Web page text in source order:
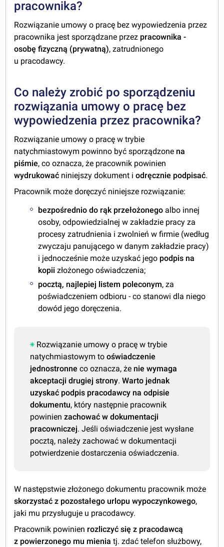
pracownika?
Rozwiązanie umowy o pracę bez wypowiedzenia przez
pracownika jest sporządzane przez pracownika -
osobę fizyczną (prywatną), zatrudnionego
u pracodawcy.
Co należy zrobić po sporządzeniu
rozwiązania umowy o pracę bez
wypowiedzenia przez pracownika?
Rozwiązanie umowy o pracę w trybie
natychmiastowym powinno być sporządzone na
piśmie, co oznacza, że pracownik powinien
wydrukować niniejszy dokument iodręcznie podpisać.
Pracownik może doręczyć niniejsze rozwiązanie:
bezpośrednio do rąk przełożonego albo innej
osoby, odpowiedzialnej w zakładzie pracy za
procesy zatrudnienia i zwolnień w firmie (według
zwyczaju panującego w danym zakładzie pracy)
i jednocześnie może uzyskać jego podpis na
kopii złożonego oświadczenia;
pocztą, najlepiej listem poleconym, za
poświadczeniem odbioru - co stanowi dla niego
dowód jego doręczenia.
Rozwiązanie umowy o pracę w trybie
natychmiastowym tooświadczenie
jednostronne co oznacza, że nie wymaga
akceptacji drugiej strony.Warto jednak
uzyskać podpis pracodawcy na odpisie
dokumentu, który następnie pracownik
powinien zachować w dokumentacji
pracowniczej. Jeśli oświadczenie jest wysłane
pocztą, należy zachować w dokumentacji
potwierdzenie dostarczenia oświadczenia.
W następstwie złożonego dokumentu pracownik może
skorzystać z pozostałego urlopu wypoczynkowego,
jaki mu przysługuje u pracodawcy.
Pracownik powinien rozliczyć się z pracodawcą
z powierzonego mu mieniatj. zdać telefon służbowy,